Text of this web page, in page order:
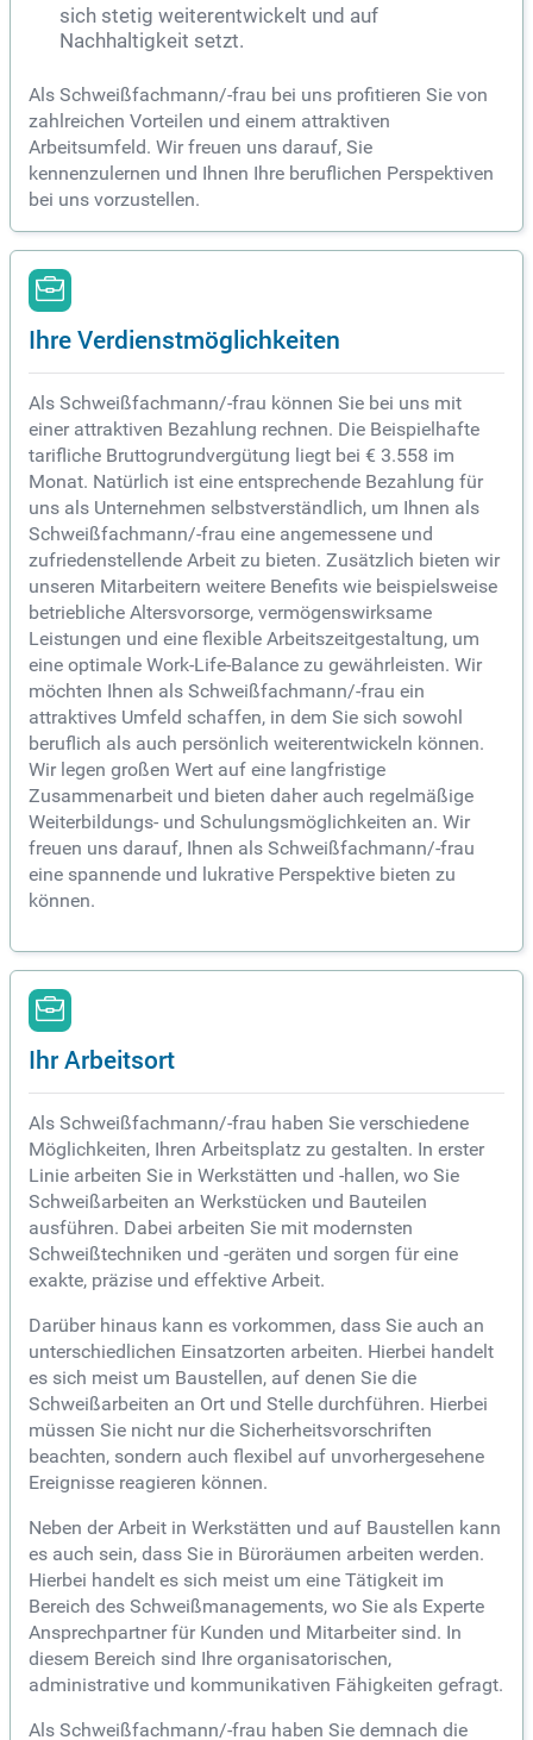
sich stetig weiterentwickelt und auf
Nachhaltigkeit setzt.
Als Schweißfachmann/-frau bei uns profitieren Sie von
zahlreichen Vorteilen und einem attraktiven
Arbeitsumfeld. Wir freuen uns darauf, Sie
kennenzulernen und Ihnen Ihre beruflichen Perspektiven
bei uns vorzustellen.
Ihre Verdienstmöglichkeiten
Als Schweißfachmann/-frau können Sie bei uns mit
einer attraktiven Bezahlung rechnen. Die Beispielhafte
tarifliche Bruttogrundvergütung liegt bei € 3.558 im
Monat. Natürlich ist eine entsprechende Bezahlung für
uns als Unternehmen selbstverständlich, um Ihnen als
Schweißfachmann/-frau eine angemessene und
zufriedenstellende Arbeit zu bieten. Zusätzlich bieten wir
unseren Mitarbeitern weitere Benefits wie beispielsweise
betriebliche Altersvorsorge, vermögenswirksame
Leistungen und eine flexible Arbeitszeitgestaltung, um
eine optimale Work-Life-Balance zu gewährleisten. Wir
möchten Ihnen als Schweißfachmann/-frau ein
attraktives Umfeld schaffen, in dem Sie sich sowohl
beruflich als auch persönlich weiterentwickeln können.
Wir legen großen Wert auf eine langfristige
Zusammenarbeit und bieten daher auch regelmäßige
Weiterbildungs- und Schulungsmöglichkeiten an. Wir
freuen uns darauf, Ihnen als Schweißfachmann/-frau
eine spannende und lukrative Perspektive bieten zu
können.
Ihr Arbeitsort
Als Schweißfachmann/-frau haben Sie verschiedene
Möglichkeiten, Ihren Arbeitsplatz zu gestalten. In erster
Linie arbeiten Sie in Werkstätten und -hallen, wo Sie
Schweißarbeiten an Werkstücken und Bauteilen
ausführen. Dabei arbeiten Sie mit modernsten
Schweißtechniken und -geräten und sorgen für eine
exakte, präzise und effektive Arbeit.
Darüber hinaus kann es vorkommen, dass Sie auch an
unterschiedlichen Einsatzorten arbeiten. Hierbei handelt
es sich meist um Baustellen, auf denen Sie die
Schweißarbeiten an Ort und Stelle durchführen. Hierbei
müssen Sie nicht nur die Sicherheitsvorschriften
beachten, sondern auch flexibel auf unvorhergesehene
Ereignisse reagieren können.
Neben der Arbeit in Werkstätten und auf Baustellen kann
es auch sein, dass Sie in Büroräumen arbeiten werden.
Hierbei handelt es sich meist um eine Tätigkeit im
Bereich des Schweißmanagements, wo Sie als Experte
Ansprechpartner für Kunden und Mitarbeiter sind. In
diesem Bereich sind Ihre organisatorischen,
administrative und kommunikativen Fähigkeiten gefragt.
Als Schweißfachmann/-frau haben Sie demnach die